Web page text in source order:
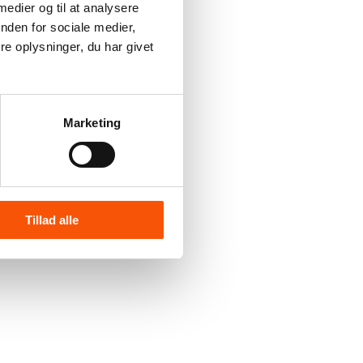
og til at analysere
for sociale medier,
oplysninger, du har givet
Marketing
Tillad alle